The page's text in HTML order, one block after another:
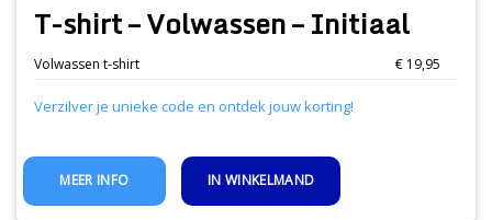
T-shirt – Volwassen – Initiaal
Volwassen t-shirt € 19,95
Verzilver je unieke code en ontdek jouw korting!
IN WINKELMAND
MEER INFO